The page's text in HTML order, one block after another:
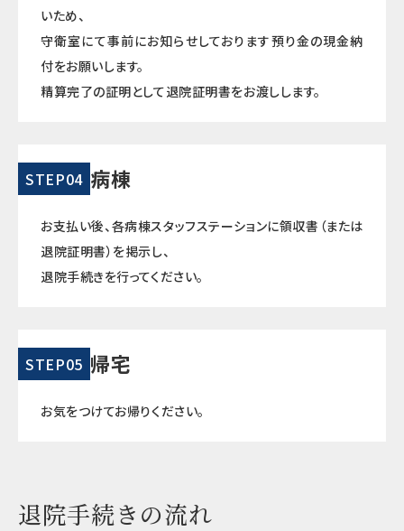
いため、
守衛室にて事前にお知らせしております預り金の現金納
付をお願いします。
精算完了の証明として退院証明書をお渡しします。
STEP04 病棟
お支払い後、各病棟スタッフステーションに領収書（または
退院証明書）を掲示し、
退院手続きを行ってください。
STEP05 帰宅
お気をつけてお帰りください。
退院手続きの流れ